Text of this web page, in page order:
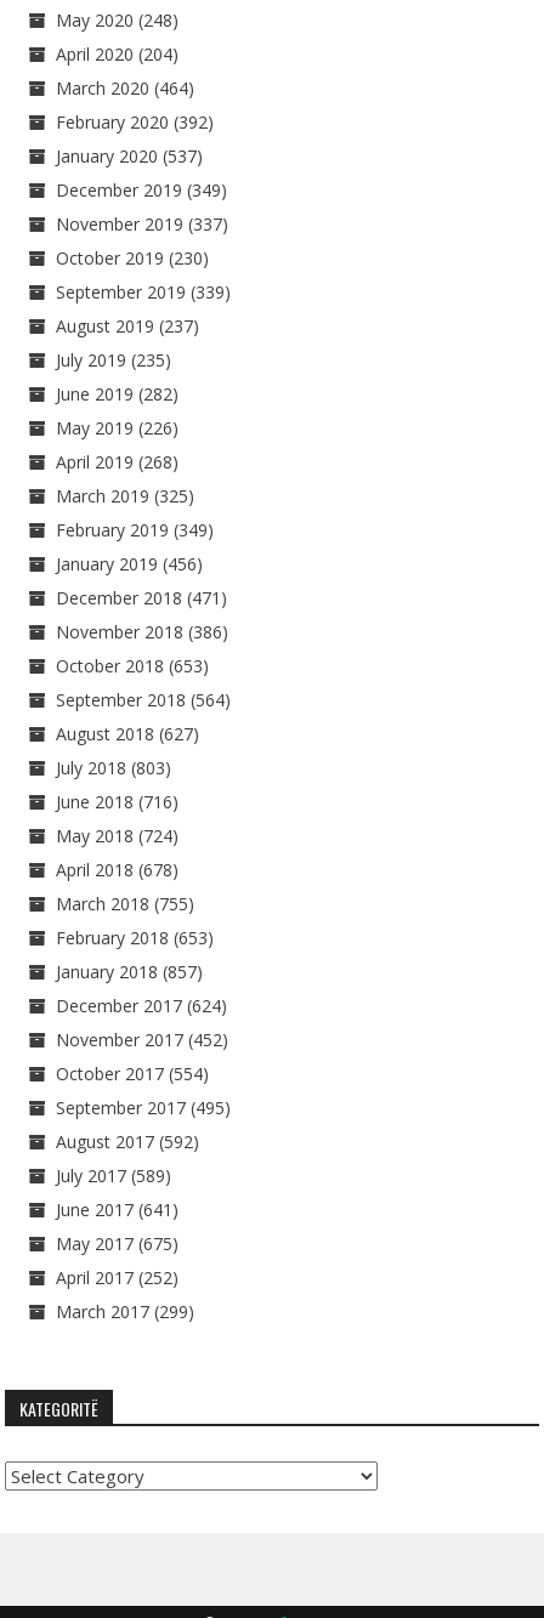
May 2020 (248)
April 2020 (204)
March 2020 (464)
February 2020 (392)
January 2020 (537)
December 2019 (349)
November 2019 (337)
October 2019 (230)
September 2019 (339)
August 2019 (237)
July 2019 (235)
June 2019 (282)
May 2019 (226)
April 2019 (268)
March 2019 (325)
February 2019 (349)
January 2019 (456)
December 2018 (471)
November 2018 (386)
October 2018 (653)
September 2018 (564)
August 2018 (627)
July 2018 (803)
June 2018 (716)
May 2018 (724)
April 2018 (678)
March 2018 (755)
February 2018 (653)
January 2018 (857)
December 2017 (624)
November 2017 (452)
October 2017 (554)
September 2017 (495)
August 2017 (592)
July 2017 (589)
June 2017 (641)
May 2017 (675)
April 2017 (252)
March 2017 (299)
KATEGORITË
Kategoritë